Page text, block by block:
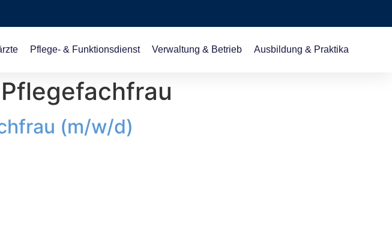
Pflege- & Funktionsdienst Verwaltung & Betrieb Ausbildung & Praktika
(m/w/d)